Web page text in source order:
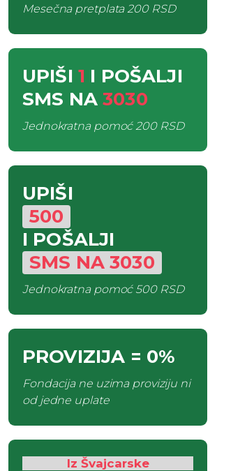
Mesečna pretplata200 RSD
UPIŠI 1 I POŠALJI
SMS NA 3030
Jednokratna pomoć200 RSD
UPIŠI
500
I POŠALJI
SMS NA3030
Jednokratna pomoć500 RSD
PROVIZIJA = 0%
Fondacija ne uzima proviziju ni
od jedne uplate
Iz Švajcarske